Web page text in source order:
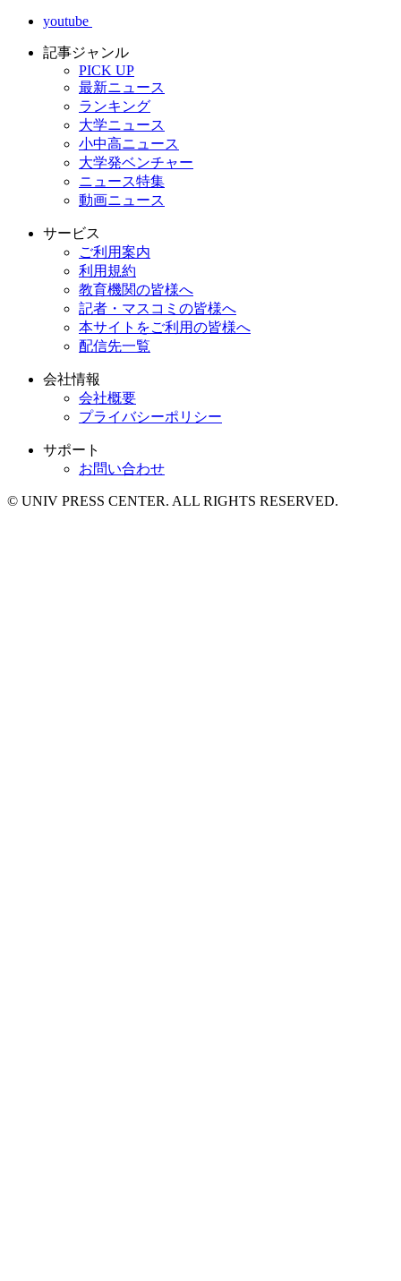
youtube
記事ジャンル
PICK UP
最新ニュース
ランキング
大学ニュース
小中高ニュース
大学発ベンチャー
ニュース特集
動画ニュース
サービス
ご利用案内
利用規約
教育機関の皆様へ
記者・マスコミの皆様へ
本サイトをご利用の皆様へ
配信先一覧
会社情報
会社概要
プライバシーポリシー
サポート
お問い合わせ
© UNIV PRESS CENTER. ALL RIGHTS RESERVED.